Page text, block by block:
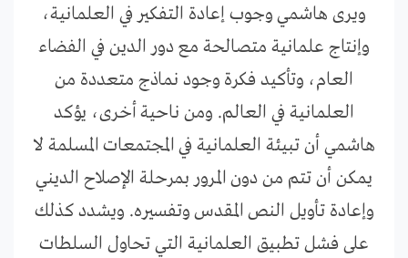
ويرى هاشمي وجوب إعادة التفكير في العلمانية،
وإنتاج علمانية متصالحة مع دور الدين في الفضاء
العام، وتأكيد فكرة وجود نماذج متعددة من
العلمانية في العالم. ومن ناحية أخرى، يؤكد
هاشمي أن تبيئة العلمانية في المجتمعات المسلمة لا
يمكن أن تتم من دون المرور بمرحلة الإصلاح الديني
وإعادة تأويل النص المقدس وتفسيره. ويشدد كذلك
على فشل تطبيق العلمانية التي تحاول السلطات